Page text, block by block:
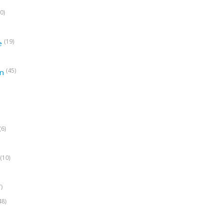
(19)
(45)
(10)